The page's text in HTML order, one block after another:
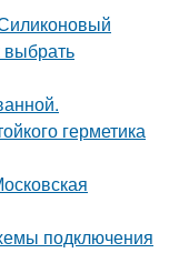
герметика
подключения